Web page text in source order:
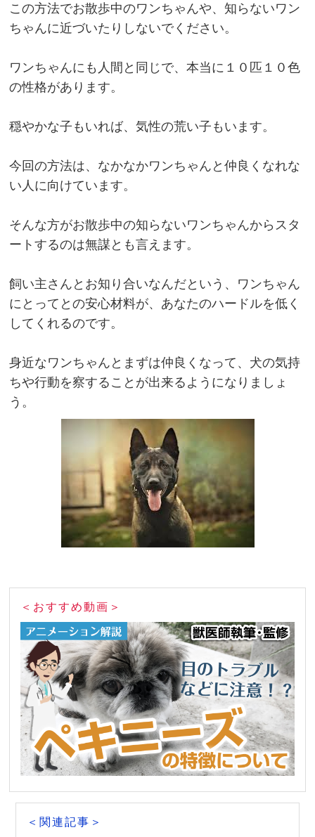
この方法でお散歩中のワンちゃんや、知らないワン
ちゃんに近づいたりしないでください。
ワンちゃんにも人間と同じで、本当に１０匹１０色
の性格があります。
穏やかな子もいれば、気性の荒い子もいます。
今回の方法は、なかなかワンちゃんと仲良くなれな
い人に向けています。
そんな方がお散歩中の知らないワンちゃんからスタ
ートするのは無謀とも言えます。
飼い主さんとお知り合いなんだという、ワンちゃん
にとってとの安心材料が、あなたのハードルを低く
してくれるのです。
身近なワンちゃんとまずは仲良くなって、犬の気持
ちや行動を察することが出来るようになりましょ
う。
＜おすすめ動画＞
＜関連記事＞